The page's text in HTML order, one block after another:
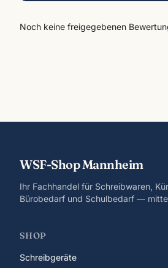
Noch keine freigegebenen
WSF-Shop Mannheim
Ihr Fachhandel für Schreibwaren,
Bürobedarf und Schulbedarf —
SHOP
Schreibgeräte